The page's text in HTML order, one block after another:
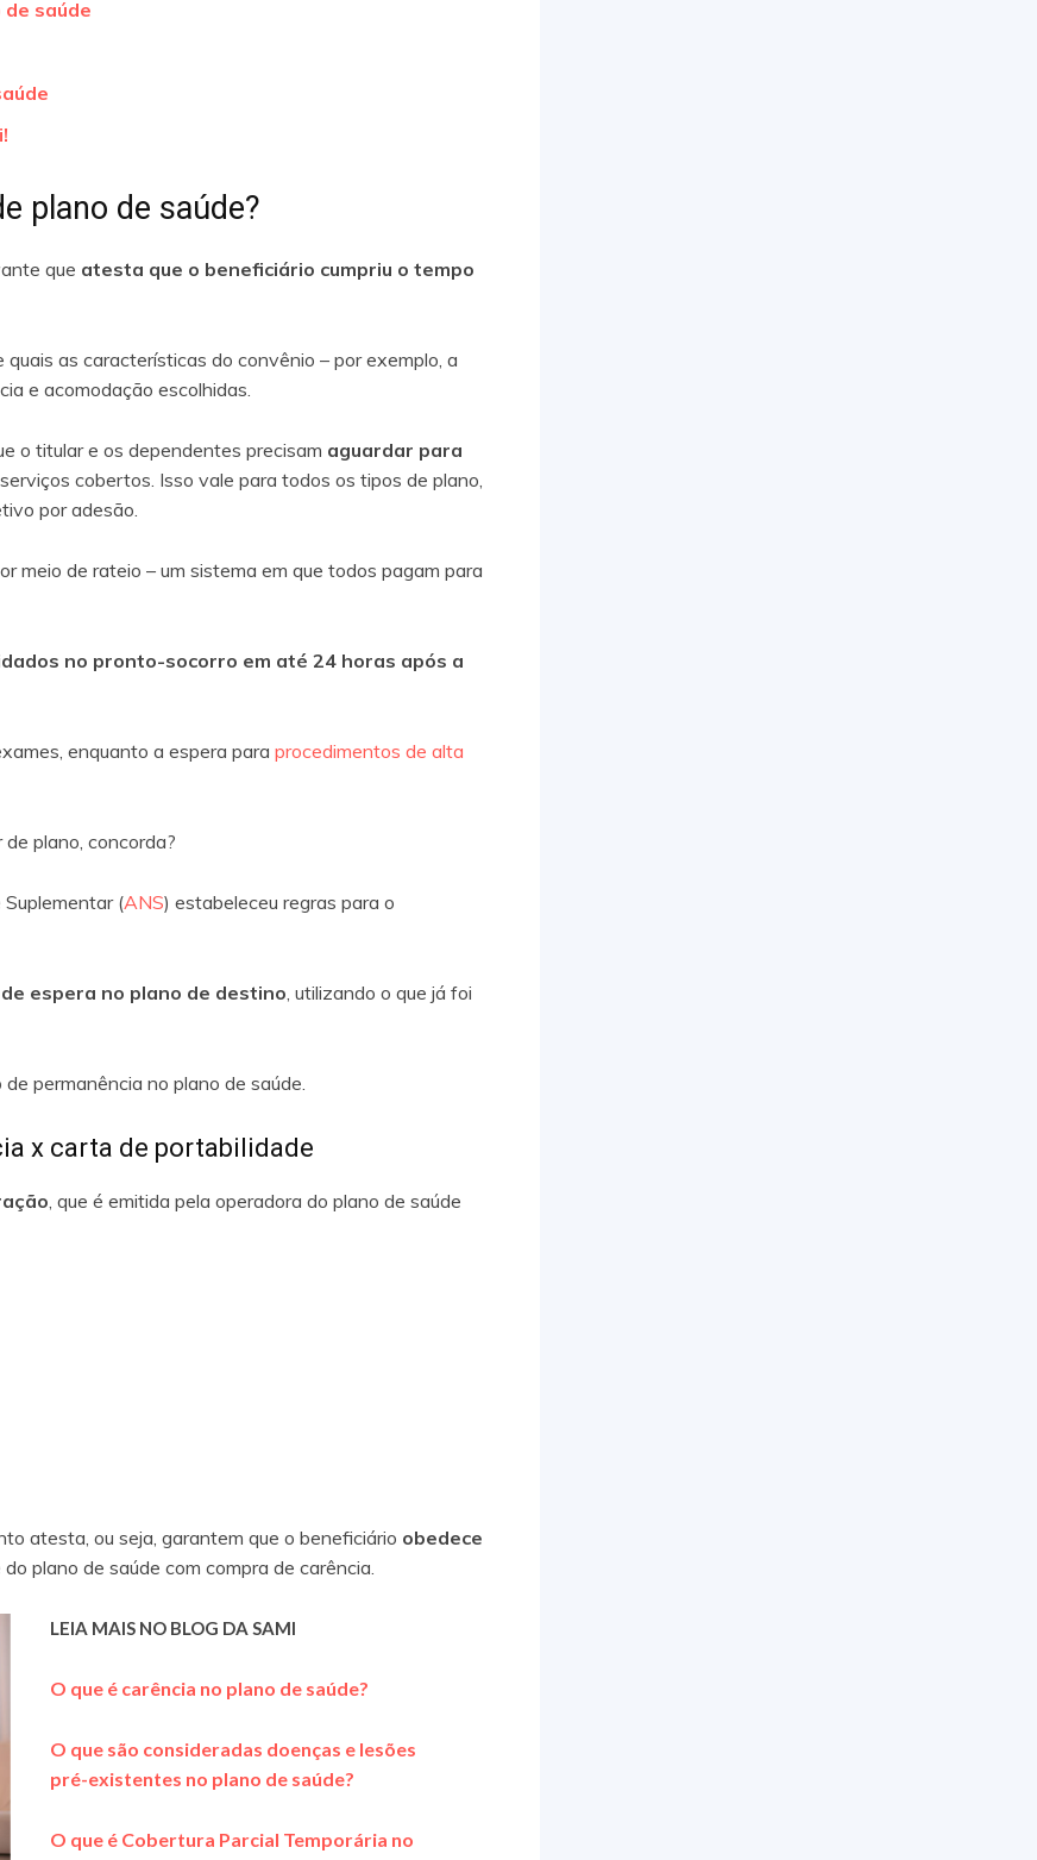
saúde
plano de saúde?
que atesta que o beneficiário cumpriu o tempo
as características do convênio – por exemplo, a
e acomodação escolhidas.
o titular e os dependentes precisam aguardar para
cobertos. Isso vale para todos os tipos de plano,
por adesão.
meio de rateio – um sistema em que todos pagam para
no pronto-socorro em até 24 horas após a
enquanto a espera para procedimentos de alta
plano, concorda?
(ANS) estabeleceu regras para o
espera no plano de destino , utilizando o que já foi
permanência no plano de saúde.
x carta de portabilidade
, que é emitida pela operadora do plano de saúde
atesta, ou seja, garantem que o beneficiário obedece
plano de saúde com compra de carência.
LEIA MAIS NO BLOG DA SAMI
O que é carência no plano de saúde?
O que são consideradas doenças e lesões
pré-existentes no plano de saúde?
O que é Cobertura Parcial Temporária no